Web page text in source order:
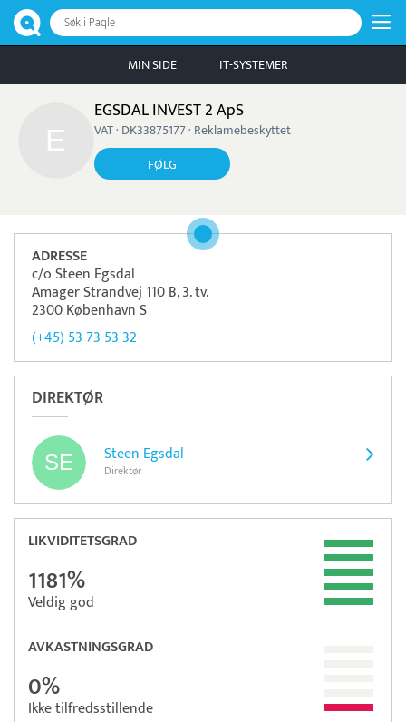
Søk i Paqle
MIN SIDE IT-SYSTEMER
EGSDAL INVEST 2 ApS
VAT · DK33875177 · Reklamebeskyttet
FØLG
ADRESSE
c/o Steen Egsdal
Amager Strandvej 110 B, 3. tv.
2300 København S
(+45) 53 73 53 32
DIREKTØR
Steen Egsdal
Direktør
LIKVIDITETSGRAD
1181%
Veldig god
AVKASTNINGSGRAD
0%
Ikke tilfredsstillende